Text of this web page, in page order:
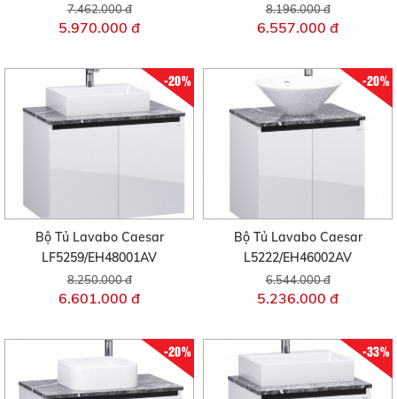
7.462.000 đ
5.970.000 đ
8.196.000 đ
6.557.000 đ
-20%
Bộ Tủ Lavabo Caesar
LF5259/EH48001AV
8.250.000 đ
6.601.000 đ
-20%
Bộ Tủ Lavabo Caesar
L5222/EH46002AV
6.544.000 đ
5.236.000 đ
-20% -33%